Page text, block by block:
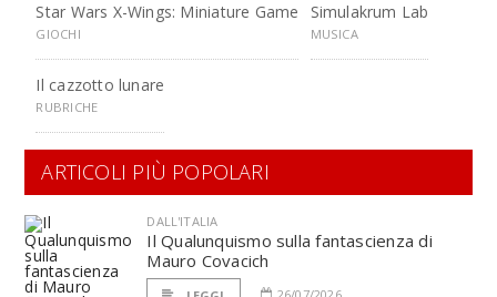
Star Wars X-Wings: Miniature Game
GIOCHI
Simulakrum Lab
MUSICA
Il cazzotto lunare
RUBRICHE
ARTICOLI PIÙ POPOLARI
DALL'ITALIA
Il Qualunquismo sulla fantascienza di
Mauro Covacich